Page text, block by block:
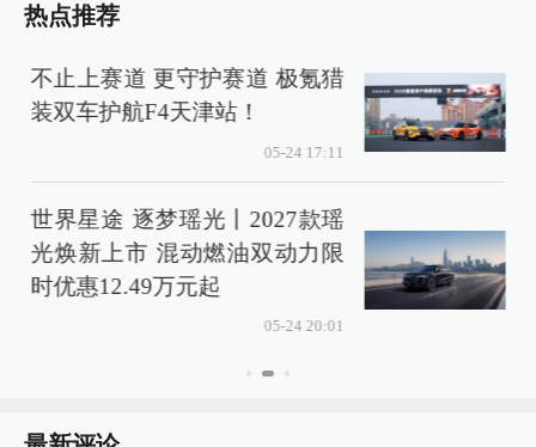
热点推荐
不止上赛道 更守护赛道 极氪猎
装双车护航F4天津站！
05-24 17:11
世界星途 逐梦瑶光丨2027款瑶
光焕新上市 混动燃油双动力限
时优惠12.49万元起
05-24 20:01